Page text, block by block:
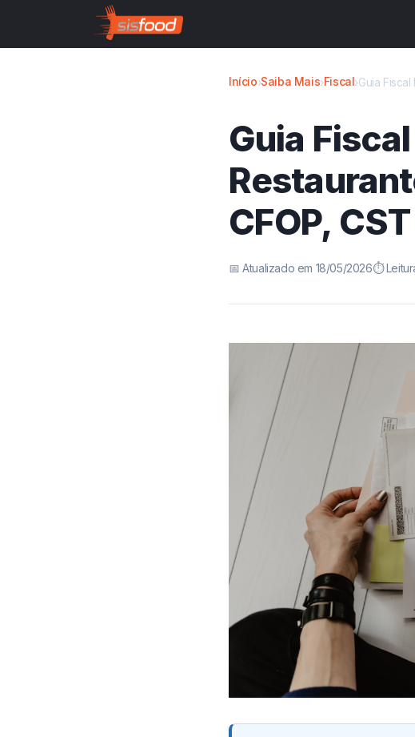
Início›Saiba Mais›Fiscal›Guia
Guia
CFOP,
📅 Atualizado em 18/05/2026⏱️